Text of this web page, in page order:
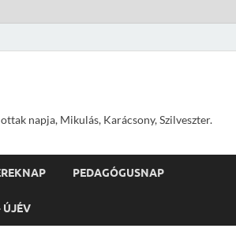
napja, Mikulás, Karácsony, Szilveszter.
PEDAGÓGUSNAP
ÚJÉV